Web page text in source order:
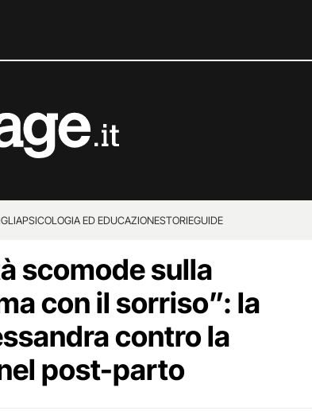
PSICOLOGIA ED EDUCAZIONESTORIEGUIDE
scomode sulla
con il sorriso”: la
contro la
post-parto